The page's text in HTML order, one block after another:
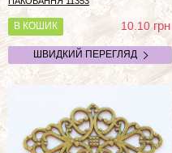
В КОШИК 10.10грн
ШВИДКИЙ ПЕРЕГЛЯД